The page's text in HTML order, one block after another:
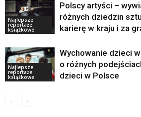
Najlepsze
reportaże
książkowe
Polscy artyści –
różnych dziedzin
karierę w kraju i za
Najlepsze
reportaże
książkowe
Wychowanie dzieci
o różnych
dzieci w Polsce